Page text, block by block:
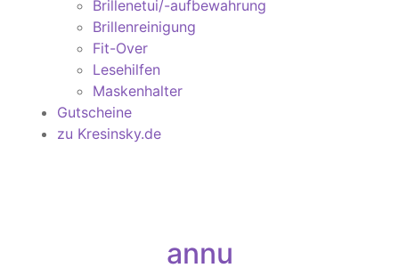
Brillenetui/-aufbewahrung
Brillenreinigung
Fit-Over
Lesehilfen
Maskenhalter
Gutscheine
zu Kresinsky.de
annu